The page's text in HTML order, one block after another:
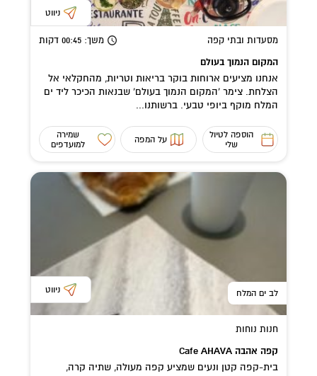
ניווט
מסעדות ובתי קפה משך: 00:45 דקות
המקום הנמוך בעולם
אנחנו מציעים ארוחות בוקר בריאות וטריות, מהחקלאי אל
הצלחת. צימר ‘המקום הנמוך בעולם’ שבנאות הכיכר ליד ים
המלח מוקף ביופי טבעי. ברשותנו...
הוספה לטיול
שלי
על המפה
שמירה
למועדפים
לב ים המלח ניווט
חנות נוחות
קפה אהבה Cafe AHAVA
בית-קפה קטן ונעים שמציע קפה מעולה, שתיה קרה,